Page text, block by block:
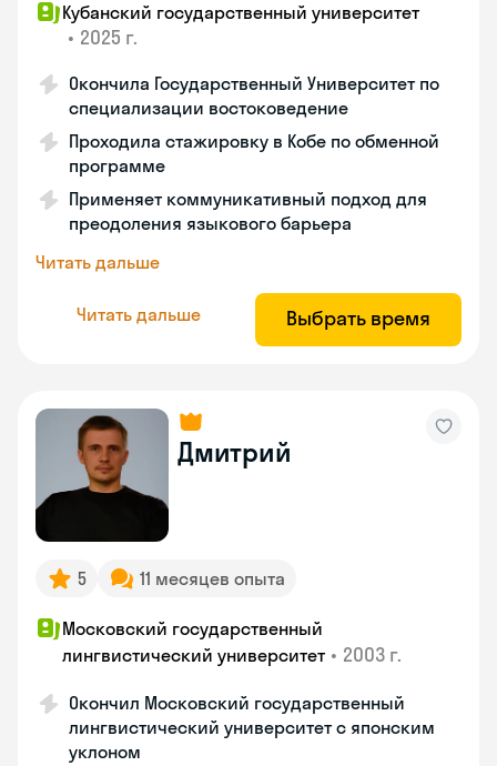
Кубанский государственный университет
• 2025 г.
Окончила Государственный Университет по
специализации востоковедение
Проходила стажировку в Кобе по обменной
программе
Применяет коммуникативный подход для
преодоления языкового барьера
Читать дальше
Читать дальше Выбрать время
Дмитрий
5 11 месяцев опыта
Московский государственный
лингвистический университет • 2003 г.
Окончил Московский государственный
лингвистический университет с японским
уклоном